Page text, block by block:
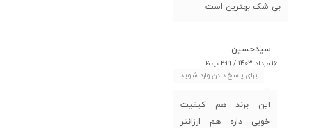
بی شک بهترین است
سیدحسین
16 مرداد 1403 / 2:19 ب.ظ
برای پاسخ دادن وارد شوید
این برند هم کیفیت
خوبی داره هم ارزانتر